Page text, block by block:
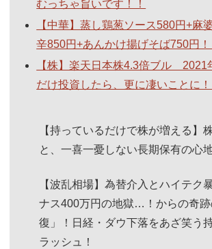
むっちゃ旨いです！！
【中華】蒸し鶏葱ソース580円+
辛850円+あんかけ揚げそば750円！
【株】楽天日本株4.3倍ブル 2021
だけ投資したら、更に凄いことに
【持っているだけで株が増える】
と、一喜一憂しない長期保有の心
【波乱相場】為替介入とハイテク
ナス400万円の地獄…！からの奇跡
復」！日経・ダウ下落をあざ笑う
ラッシュ！